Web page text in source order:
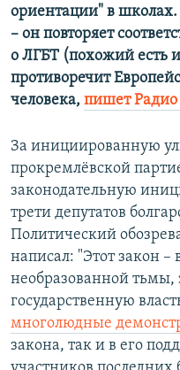
ориентации" в школах.
– он повторяет
о ЛГБТ (похожий есть
противоречит
человека, пишет Радио
За инициированную
прокремлёвской
законодательную
трети депутатов
Политический
написал: "Этот закон –
необразованной тьмы,
государственную
многолюдные
закона, так и в его